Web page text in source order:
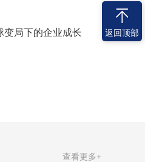
变局下的企业成长
查看更多+
返回顶部